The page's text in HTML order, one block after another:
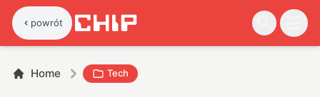
powrót
Home Tech